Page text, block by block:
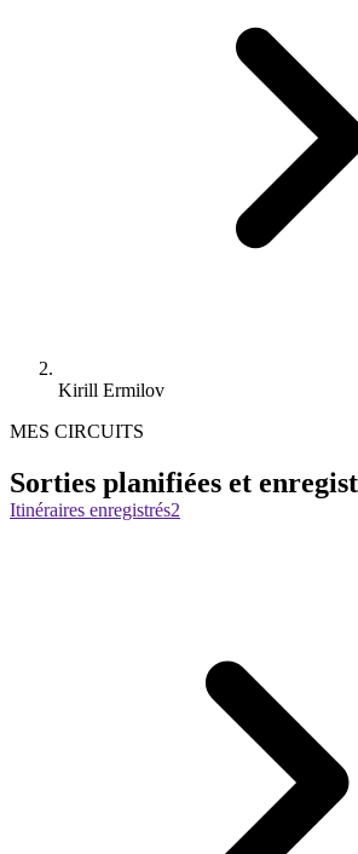
Kirill Ermilov
MES CIRCUITS
Sorties planifiées et
Itinéraires enregistrés2